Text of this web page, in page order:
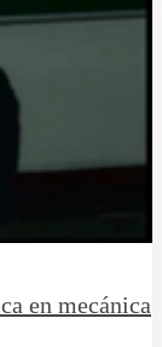
en mecánica